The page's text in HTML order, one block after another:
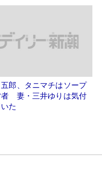
郎、タニマチはソープ
者 妻・三井ゆりは気付
た